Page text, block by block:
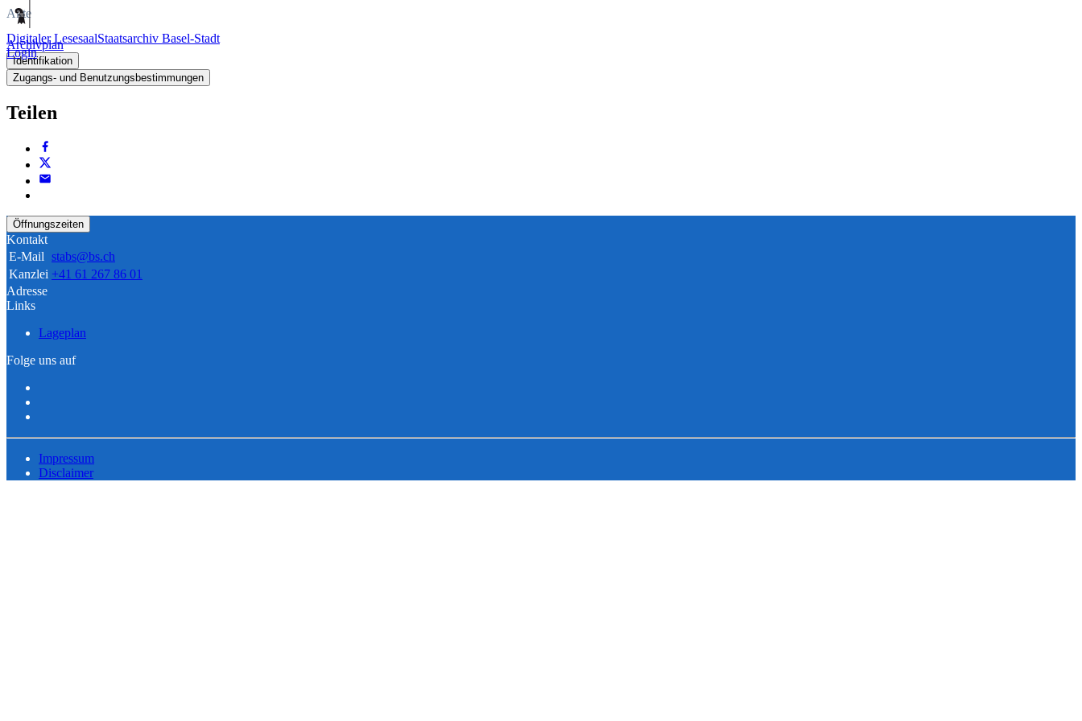
Digitaler LesesaalStaatsarchiv Basel-Stadt
Login
Akte
Archivplan
Identifikation
Zugangs- und Benutzungsbestimmungen
Teilen
Öffnungszeiten
Kontakt
E-Mail stabs@bs.ch
Kanzlei +41 61 267 86 01
Adresse
Links
Lageplan
Folge uns auf
Impressum
Disclaimer